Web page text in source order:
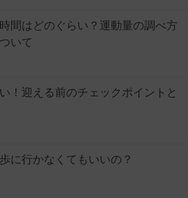
間はどのぐらい？運動量の調べ方
いて
！迎える前のチェックポイントと
に行かなくてもいいの？